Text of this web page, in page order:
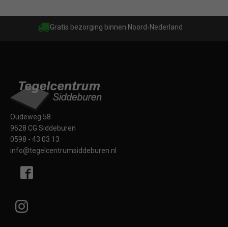
Gratis bezorging binnen Noord-Nederland
Oudeweg 58
9628 CG Siddeburen
0598 - 43 03 13
info@tegelcentrumsiddeburen.nl